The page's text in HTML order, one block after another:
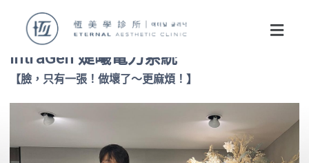
IntraGen 婕曦電刀系統
【臉，只有一張！做壞了～更麻煩！】